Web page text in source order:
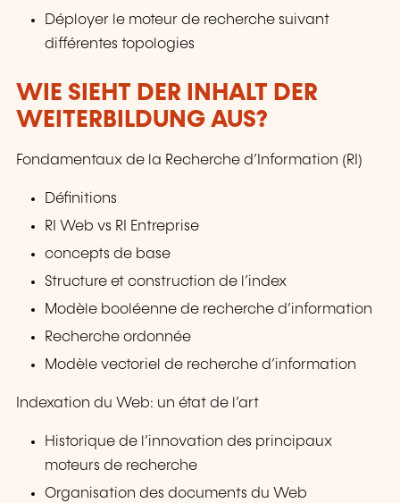
Déployer le moteur de recherche suivant
différentes topologies
WIE SIEHT DER INHALT DER
WEITERBILDUNG AUS?
Fondamentaux de la Recherche d’Information (RI)
Définitions
RI Web vs RI Entreprise
concepts de base
Structure et construction de l’index
Modèle booléenne de recherche d’information
Recherche ordonnée
Modèle vectoriel de recherche d’information
Indexation du Web: un état de l’art
Historique de l’innovation des principaux
moteurs de recherche
Organisation des documents du Web